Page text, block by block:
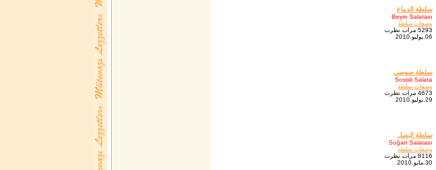
سلطة الدماغ
Beyin Salatası
وصفات سلطة
5293 مرات نظرت
06.يوليو.2010
سلطة صوصي
Sosisli Salata
وصفات سلطة
4673 مرات نظرت
29.يوليو.2010
سلطة البصل
Soğan Salatası
وصفات سلطة
8116 مرات نظرت
30.مايو.2010